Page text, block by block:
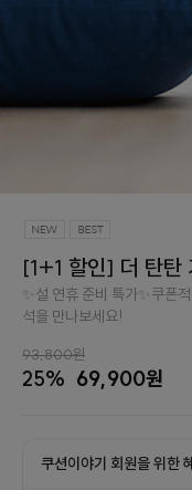
[1+1 할인] 더 탄탄
✨설 연휴 준비 특가✨쿠폰
석을 만나보세요!
93,800원
25% 69,900원
쿠션이야기 회원을 위한